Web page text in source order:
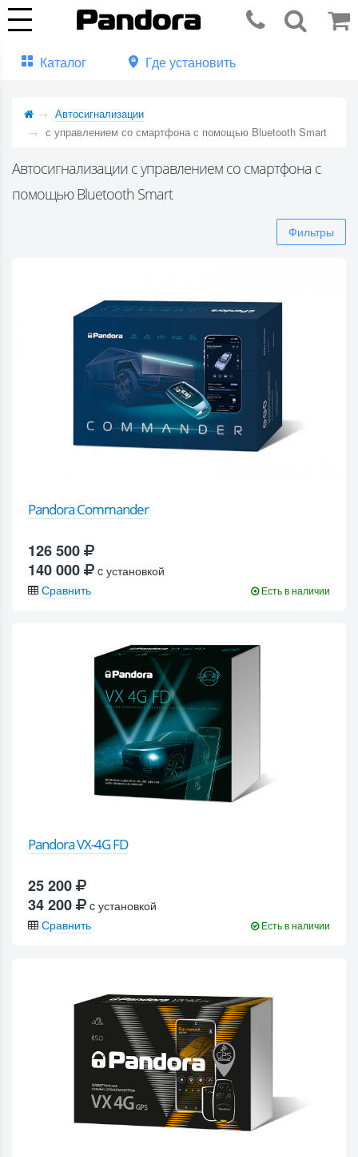
Каталог Где установить
Автосигнализации
с управлением со смартфона с помощью Bluetooth Smart
Автосигнализации с управлением со смартфона с
помощью Bluetooth Smart
Фильтры
Pandora Commander
126 500
140 000
c установкой
Сравнить
Есть в наличии
Pandora VX-4G FD
25 200
34 200
c установкой
Сравнить
Есть в наличии